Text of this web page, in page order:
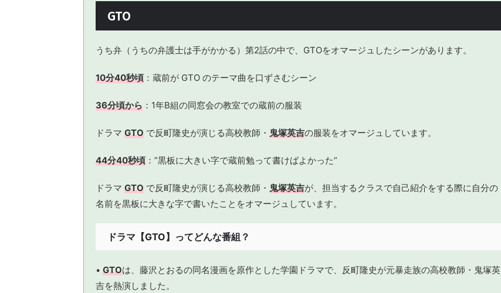
GTO
うち弁（うちの弁護士は手がかかる）第2話の中で、GTOをオマージュしたシーンがあります。
10分40秒頃 ：蔵前が GTO のテーマ曲を口ずさむシーン
36分頃から ：1年B組の同窓会の教室での蔵前の服装
ドラマ GTO で反町隆史が演じる高校教師・ 鬼塚英吉の服装をオマージュしています。
44分40秒頃 ：”黒板に大きい字で蔵前勉って書けばよかった”
ドラマ GTO で反町隆史が演じる高校教師・ 鬼塚英吉が、担当するクラスで自己紹介をする際に自分の
名前を黒板に大きな字で書いたことをオマージュしています。
ドラマ【GTO】ってどんな番組？
• GTOは、藤沢とおるの同名漫画を原作とした学園ドラマで、反町隆史が元暴走族の高校教師・鬼塚英
吉を熱演しました。